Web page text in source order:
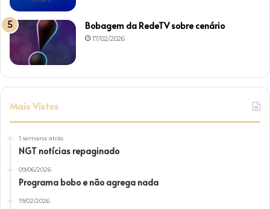
Bobagem da RedeTV sobre cenário
17/02/2026
Mais Vistos
1 semana atrás
NGT notícias repaginado
09/06/2026
Programa bobo e não agrega nada
19/02/2026